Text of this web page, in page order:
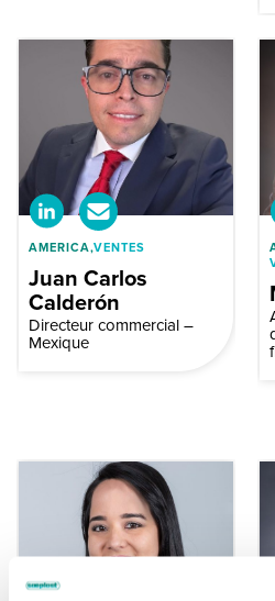
AMERICA,VENTES
Juan Carlos
Calderón
Directeur commercial –
Mexique